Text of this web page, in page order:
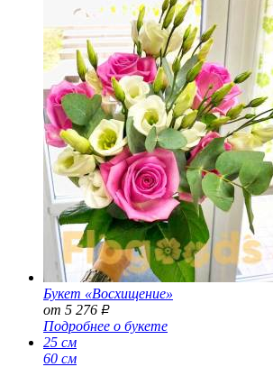
Букет «Восхищение»
от 5 276 Р
Подробнее о букете
25 см
60 см